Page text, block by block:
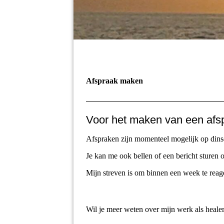
Afspraak maken
Voor het maken van een
Afspraken zijn momenteel mogelijk op
Je kan me ook bellen of een bericht
Mijn streven is om binnen een week te
Wil je meer weten over mijn werk als